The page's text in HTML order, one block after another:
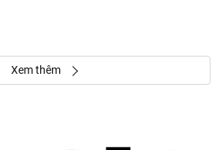
Xem thêm